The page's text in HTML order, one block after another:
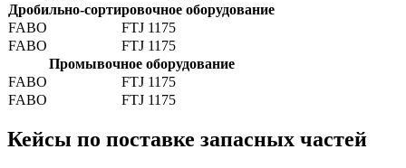
Дробильно-сортировочное оборудование
FABO
FTJ 1175
FABO
FTJ 1175
Промывочное оборудование
FABO
FTJ 1175
FABO
FTJ 1175
Кейсы по поставке запасных частей